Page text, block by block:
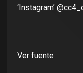
‘Instagram’
Ver fuente